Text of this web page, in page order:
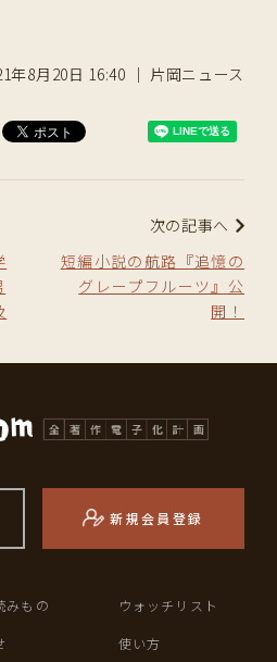
年8月20日 16:40 ｜ 片岡ニュース
次の記事へ
短編小説の航路『追憶の
グレープフルーツ』公
開！
新規会員登録
みもの ウォッチリスト
使い方